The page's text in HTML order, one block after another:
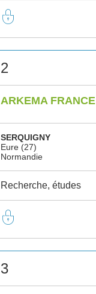
2
ARKEMA FRANCE
SERQUIGNY
Eure (27)
Normandie
Recherche, études
3